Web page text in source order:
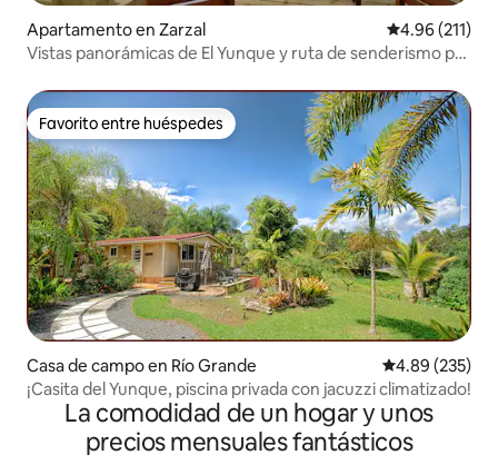
Apartamento en Zarzal Calificación
4.96 (211)
Vistas panorámicas de El Yunque y ruta de senderismo por
Favorito entre huéspedes
Favorito entre huéspedes
Casa de campo en Río Grande Calificación
4.89 (235)
¡Casita del Yunque, piscina privada con jacuzzi climatizado!
La comodidad de un hogar y unos
precios mensuales fantásticos